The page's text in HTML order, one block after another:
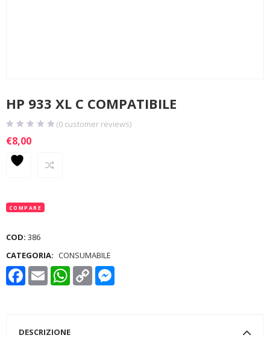
HP 933 XL C COMPATIBILE
(0 customer reviews)
€8,00
COMPARE
COD: 386
CATEGORIA: CONSUMABILE
Facebook
Email WhatsApp
Copy
Link
DESCRIZIONE